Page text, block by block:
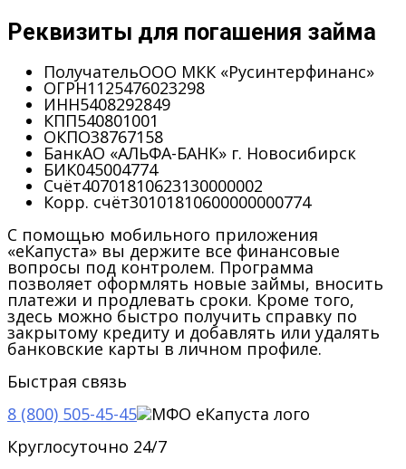
Реквизиты для погашения займа
ПолучательООО МКК «Русинтерфинанс»
ОГРН1125476023298
ИНН5408292849
КПП540801001
ОКПО38767158
БанкАО «АЛЬФА-БАНК» г. Новосибирск
БИК045004774
Счёт40701810623130000002
Корр. счёт30101810600000000774
С помощью мобильного приложения
«еКапуста» вы держите все финансовые
вопросы под контролем. Программа
позволяет оформлять новые займы, вносить
платежи и продлевать сроки. Кроме того,
здесь можно быстро получить справку по
закрытому кредиту и добавлять или удалять
банковские карты в личном профиле.
Быстрая связь
8 (800) 505-45-45
Круглосуточно 24/7